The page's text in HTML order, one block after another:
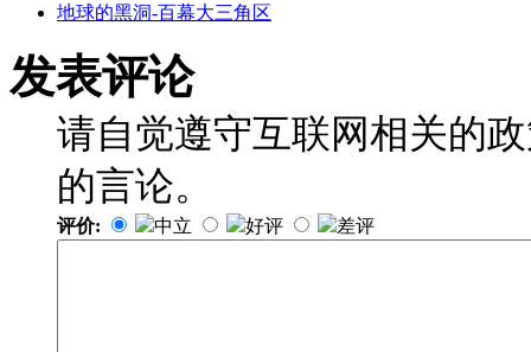
地球的黑洞-百幕大三角区
发表评论
请自觉遵守互联网相关的
的言论。
评价: 中立 好评 差评